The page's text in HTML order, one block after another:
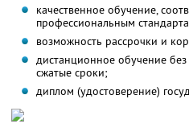
качественное обучение,
профессиональным
возможность рассрочки и
дистанционное обучение
сжатые сроки;
диплом (удостоверение)